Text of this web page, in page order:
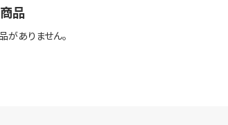
品
がありません。